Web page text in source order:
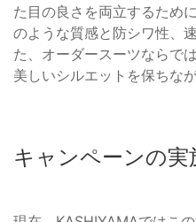
た目の良さを両立するため
のような質感と防シワ性、
た、オーダースーツならで
美しいシルエットを保ちな
キャンペーンの実